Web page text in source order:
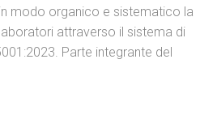
modo organico e sistematico la
attraverso il sistema di
Parte integrante del